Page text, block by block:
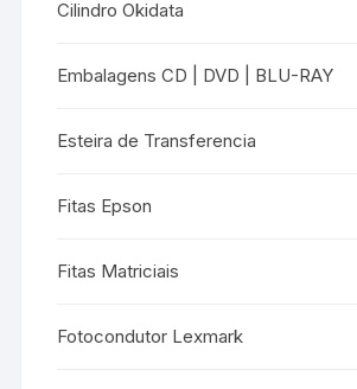
Cilindro Okidata
Embalagens CD | DVD | BLU-RAY
Esteira de Transferencia
Fitas Epson
Fitas Matriciais
Fotocondutor Lexmark